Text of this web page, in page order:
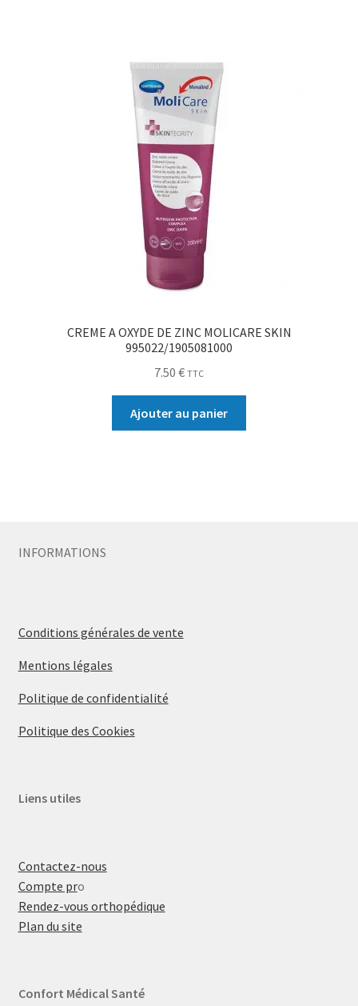
CREME A OXYDE DE ZINC MOLICARE SKIN
995022/1905081000
7.50 € TTC
Ajouter au panier
INFORMATIONS
Conditions générales de vente
Mentions légales
Politique de confidentialité
Politique des Cookies
Liens utiles
Contactez-nous
Compte pro
Rendez-vous orthopédique
Plan du site
Confort Médical Santé